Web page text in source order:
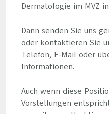
Dermatologie im MVZ
Dann senden Sie uns
oder kontaktieren Sie
Telefon, E-Mail oder
Informationen.
Auch wenn diese
Vorstellungen